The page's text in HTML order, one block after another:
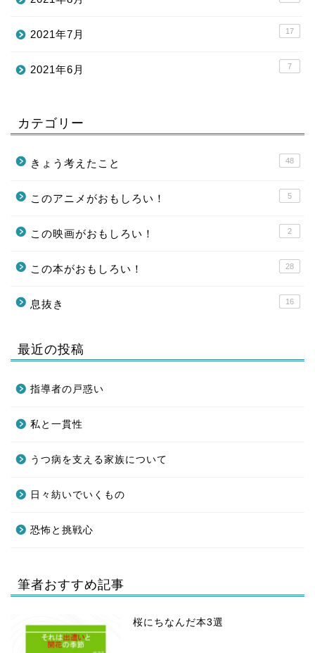
2021年7月 17
2021年6月 7
カテゴリー
きょう考えたこと 48
このアニメがおもしろい！ 5
この映画がおもしろい！ 2
この本がおもしろい！ 28
息抜き 16
最近の投稿
指導者の戸惑い
私と一貫性
うつ病を支える家族について
日々紡いでいくもの
恐怖と挑戦心
筆者おすすめ記事
桜にちなんだ本3選